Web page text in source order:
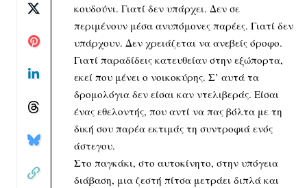
κουδούνι. Γιατί δεν υπάρχει. Δεν σε
περιμένουν μέσα ανυπόμονες παρέες. Γιατί δεν
υπάρχουν. Δεν χρειάζεται να ανεβείς όροφο.
Γιατί παραδίδεις κατευθείαν στην εξώπορτα,
εκεί που μένει ο νοικοκύρης. Σ’ αυτά τα
δρομολόγια δεν είσαι καν ντελιβεράς. Είσαι
ένας εθελοντής, που αντί να πας βόλτα με τη
δική σου παρέα εκτιμάς τη συντροφιά ενός
άστεγου.
Στο παγκάκι, στο αυτοκίνητο, στην υπόγεια
διάβαση, μια ζεστή πίτσα μετράει διπλά και